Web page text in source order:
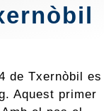
de Txernòbil es
Aquest primer